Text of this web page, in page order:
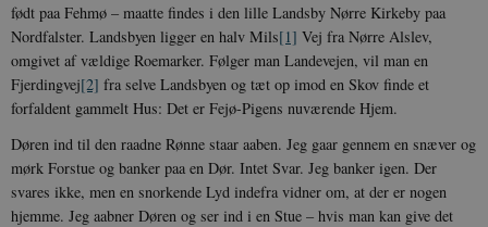
født paa Fehmø – maatte findes i den lille Landsby Nørre Kirkeby paa
Nordfalster. Landsbyen ligger en halv Mils[1] Vej fra Nørre Alslev,
omgivet af vældige Roemarker. Følger man Landevejen, vil man en
Fjerdingvej[2] fra selve Landsbyen og tæt op imod en Skov finde et
forfaldent gammelt Hus: Det er Fejø-Pigens nuværende Hjem.
Døren ind til den raadne Rønne staar aaben. Jeg gaar gennem en snæver og
mørk Forstue og banker paa en Dør. Intet Svar. Jeg banker igen. Der
svares ikke, men en snorkende Lyd indefra vidner om, at der er nogen
hjemme. Jeg aabner Døren og ser ind i en Stue – hvis man kan give det